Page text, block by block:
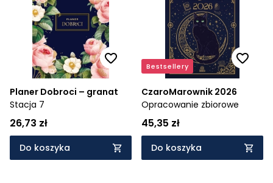
Cena rosnąco
Cena malejąco
Od najnowszych
Od najstarszych
Planer Dobroci – granat
Stacja 7
26,73 zł
Do koszyka
Bestsellery
CzaroMarownik 2026
Opracowanie zbiorowe
45,35 zł
Do koszyka